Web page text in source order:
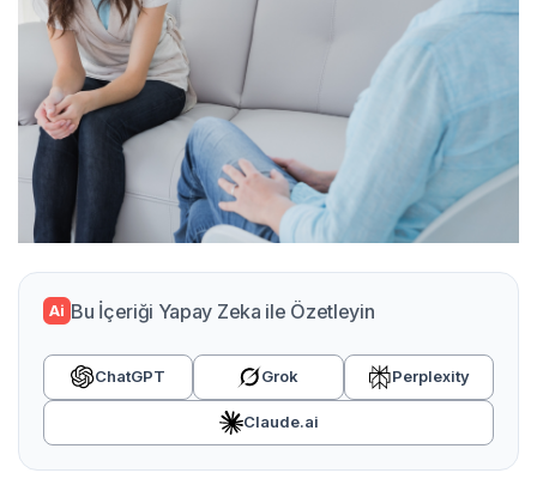
Ai Bu İçeriği Yapay Zeka ile Özetleyin
ChatGPT Grok Perplexity
Claude.ai